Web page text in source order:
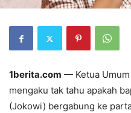
1berita.com — Ketua Umum
mengaku tak tahu apakah
(Jokowi) bergabung ke